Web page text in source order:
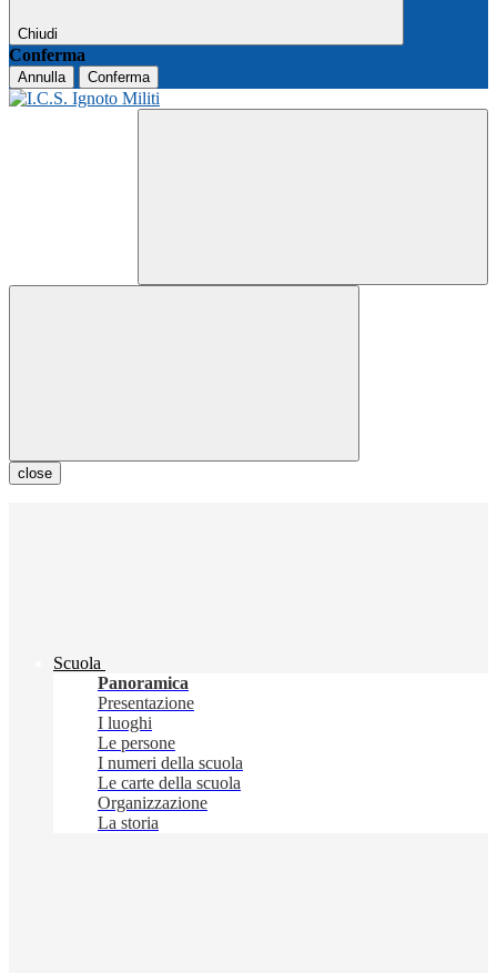
Chiudi
Conferma
Annulla Conferma
close
Scuola
Panoramica
Presentazione
I luoghi
Le persone
I numeri della scuola
Le carte della scuola
Organizzazione
La storia